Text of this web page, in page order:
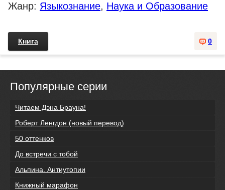
Жанр: Языкознание, Наука и Образование
0
Книга
Популярные серии
Читаем Дэна Брауна!
Роберт Ленгдон (новый перевод)
50 оттенков
До встречи с тобой
Альпина. Антиутопии
Книжный марафон